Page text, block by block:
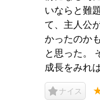
いならと難
て、主人公
かったのか
と思った。
成長をみれ
ナイス